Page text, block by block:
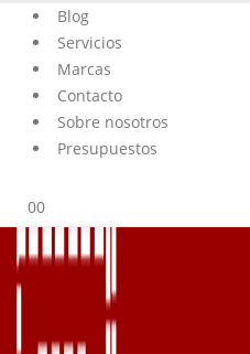
Blog
Servicios
Marcas
Contacto
Sobre nosotros
Presupuestos
00